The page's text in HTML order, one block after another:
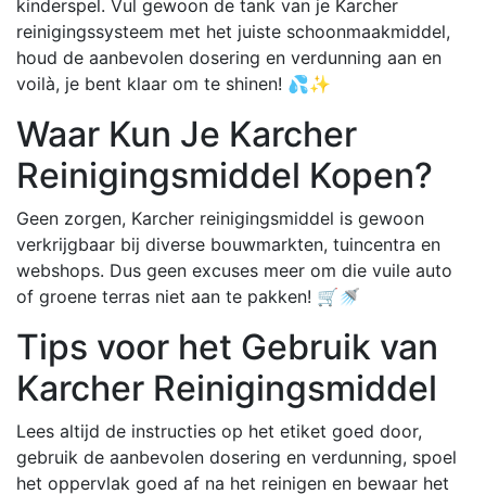
kinderspel. Vul gewoon de tank van je Karcher
reinigingssysteem met het juiste schoonmaakmiddel,
houd de aanbevolen dosering en verdunning aan en
voilà, je bent klaar om te shinen! 💦✨
Waar Kun Je Karcher
Reinigingsmiddel Kopen?
Geen zorgen, Karcher reinigingsmiddel is gewoon
verkrijgbaar bij diverse bouwmarkten, tuincentra en
webshops. Dus geen excuses meer om die vuile auto
of groene terras niet aan te pakken! 🛒🚿
Tips voor het Gebruik van
Karcher Reinigingsmiddel
Lees altijd de instructies op het etiket goed door,
gebruik de aanbevolen dosering en verdunning, spoel
het oppervlak goed af na het reinigen en bewaar het